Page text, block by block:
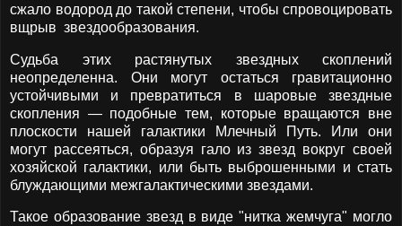
сжало водород до такой степени, чтобы спровоцировать
вщрыв звездообразования.
Судьба этих растянутых звездных скоплений
неопределенна. Они могут остаться гравитационно
устойчивыми и превратиться в шаровые звездные
скопления — подобные тем, которые вращаются вне
плоскости нашей галактики Млечный Путь. Или они
могут рассеяться, образуя гало из звезд вокруг своей
хозяйской галактики, или быть выброшенными и стать
блуждающими межгалактическими звездами.
Такое образование звезд в виде "нитка жемчуга" могло